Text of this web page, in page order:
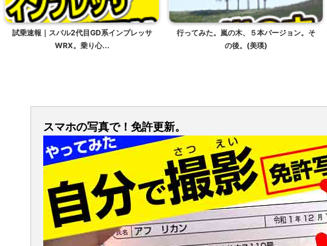
行ってみた。嵐の木、５本バージョン。そ
の後。(美瑛)
amazonで2,000円の羽毛まくらを買っ
た。感想は...
スマホの写真で！免許更新。